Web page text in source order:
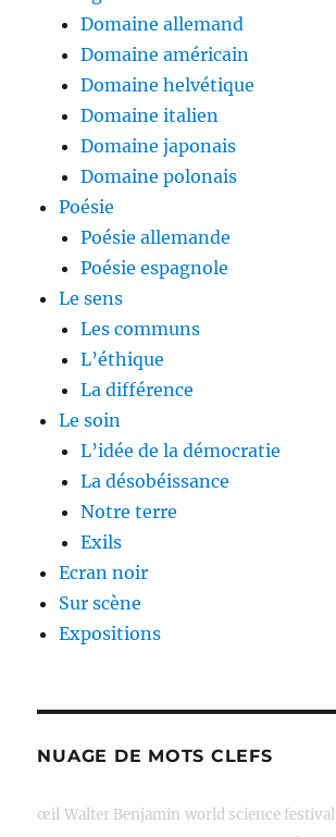
Domaine allemand
Domaine américain
Domaine helvétique
Domaine italien
Domaine japonais
Domaine polonais
Poésie
Poésie allemande
Poésie espagnole
Le sens
Les communs
L’éthique
La différence
Le soin
L’idée de la démocratie
La désobéissance
Notre terre
Exils
Ecran noir
Sur scène
Expositions
NUAGE DE MOTS CLEFS
œil Walter Benjamin world science festival